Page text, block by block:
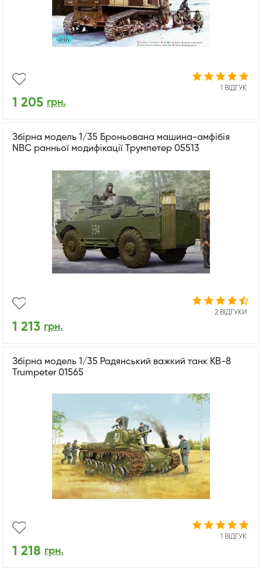
1 ВІДГУК
1 205 грн.
Збірна модель 1/35 Броньована машина-амфібія
NBC ранньої модифікації Трумпетер 05513
2 ВІДГУКИ
1 213 грн.
Збірна модель 1/35 Радянський важкий танк КВ-8
Trumpeter 01565
1 ВІДГУК
1 218 грн.